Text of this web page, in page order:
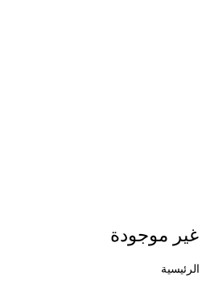
موجودة
الرئيسية